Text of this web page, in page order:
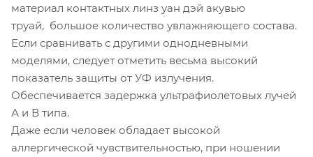
материал контактных линз уан дэй акувью
труай, большое количество увлажняющего состава.
Если сравнивать с другими однодневными
моделями, следует отметить весьма высокий
показатель защиты от УФ излучения.
Обеспечивается задержка ультрафиолетовых лучей
А и В типа.
Даже если человек обладает высокой
аллергической чувствительностью, при ношении